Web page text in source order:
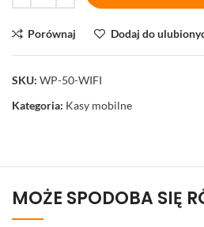
Porównaj Dodaj do
SKU: WP-50-WIFI
Kategoria: Kasy mobilne
MOŻE SPODOBA SIĘ